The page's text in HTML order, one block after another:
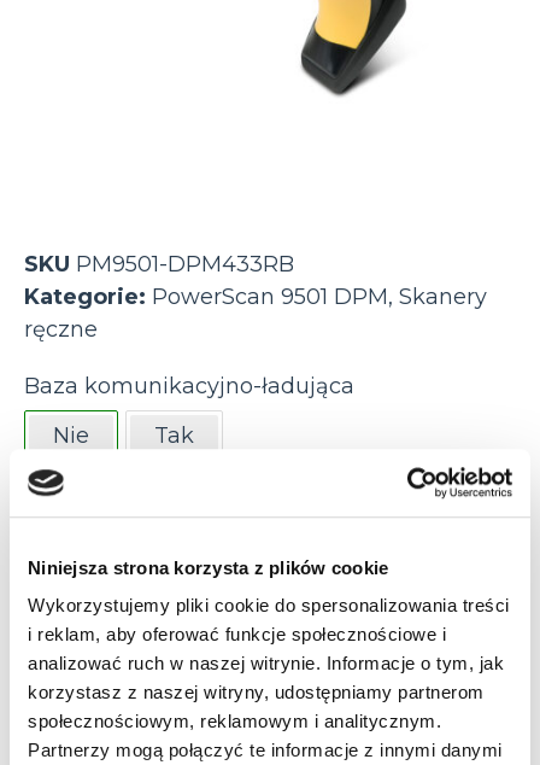
Niniejsza strona korzysta z plików cookie
Wykorzystujemy pliki cookie do spersonalizowania treści
i reklam, aby oferować funkcje społecznościowe i
analizować ruch w naszej witrynie. Informacje o tym, jak
korzystasz z naszej witryny, udostępniamy partnerom
społecznościowym, reklamowym i analitycznym.
Partnerzy mogą połączyć te informacje z innymi danymi
SKU PM9501-DPM433RB
Kategorie: PowerScan 9501 DPM, Skanery
ręczne
Baza komunikacyjno-ładująca
Nie
Tak
433 MHz
Bluetooth 3.0
Klawiatura
4 przyciski (konfigurowalna)
Nie
Odległość odczytu